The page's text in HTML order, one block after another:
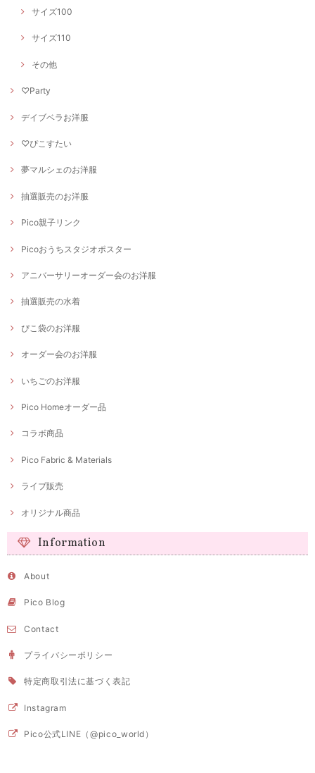
サイズ100
サイズ110
その他
♡Party
デイブベラお洋服
♡ぴこすたい
夢マルシェのお洋服
抽選販売のお洋服
Pico親子リンク
Picoおうちスタジオポスター
アニバーサリーオーダー会のお洋服
抽選販売の水着
ぴこ袋のお洋服
オーダー会のお洋服
いちごのお洋服
Pico Homeオーダー品
コラボ商品
Pico Fabric & Materials
ライブ販売
オリジナル商品
Information
About
Pico Blog
Contact
プライバシーポリシー
特定商取引法に基づく表記
Instagram
Pico公式LINE（@pico_world）